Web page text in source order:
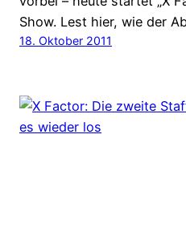
Show. Lest hier, wie der
18. Oktober 2011